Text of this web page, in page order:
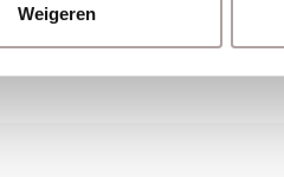
Weigeren